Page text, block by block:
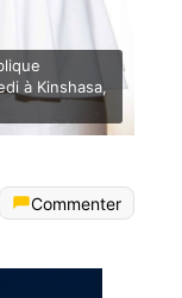
à Kinshasa,
Commenter